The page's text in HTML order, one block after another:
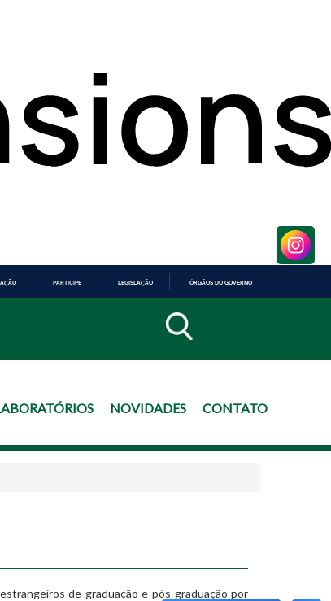
PARTICIPE LEGISLAÇÃO ÓRGÃOS DO GOVERNO
NOVIDADES CONTATO
de graduação e pós-graduação por